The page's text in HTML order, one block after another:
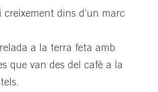
dins d’un marc
a la terra feta amb
que van des del cafè a la